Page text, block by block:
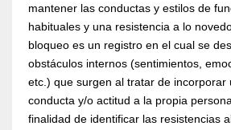
mantener las conductas y estilos de
habituales y una resistencia a lo
bloqueo es un registro en el cual se
obstáculos internos (sentimientos,
etc.) que surgen al tratar de incorporar
conducta y/o actitud a la propia
finalidad de identificar las resistencias